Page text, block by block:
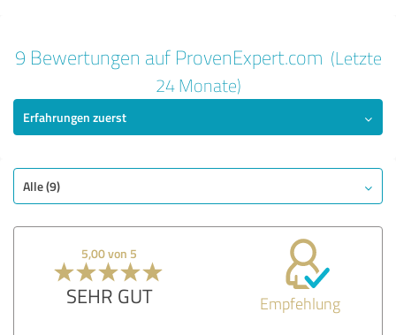
SEHR GUT
Engagement
Leistung
Social Impact
Atmosphäre
Bewertung anzeigen
9 Bewertungen auf ProvenExpert.com (Letzte
24 Monate)
Erfahrungen zuerst
Alle (9)
5,00 von 5
SEHR GUT Empfehlung